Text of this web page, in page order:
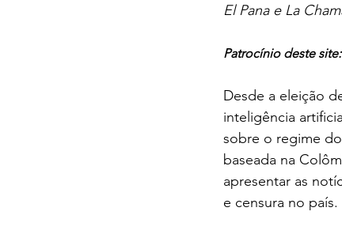
El Pana e La
Patrocínio deste site:
Desde a eleição
inteligência
sobre o regime
baseada na
apresentar as
e censura no país.